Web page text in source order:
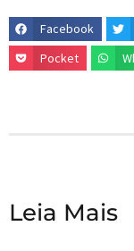
Facebook
Pocket
Leia Mais